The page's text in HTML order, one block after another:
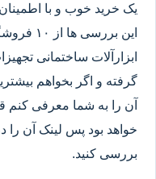
یک خرید خوب و با
این
ابزارآلات ساختمانی
گرفته و اگر بخواهم
آن را به شما معرفی کنم
خواهد بود پس لینک آن را
بررسی کنید.